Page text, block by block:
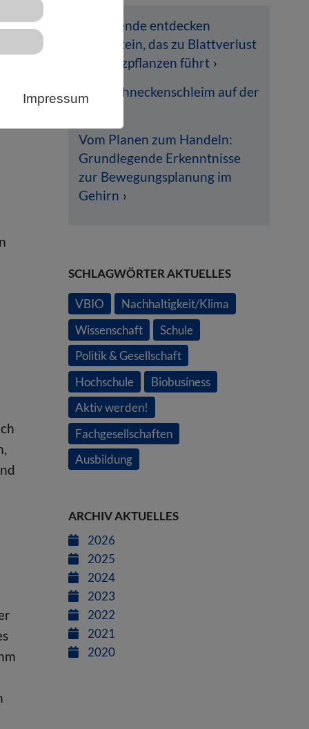
Impressum
Forschende entdecken
Pilzprotein, das zu Blattverlust
bei Nutzpflanzen führt
Dem Schneckenschleim auf der
Vom Planen zum Handeln:
Grundlegende Erkenntnisse
zur Bewegungsplanung im
Gehirn
SCHLAGWÖRTER AKTUELLES
VBIO
Nachhaltigkeit/Klima
Wissenschaft
Schule
Politik & Gesellschaft
Hochschule
Biobusiness
Aktiv werden!
Fachgesellschaften
Ausbildung
ARCHIV AKTUELLES
2026
2025
2024
2023
2022
2021
2020